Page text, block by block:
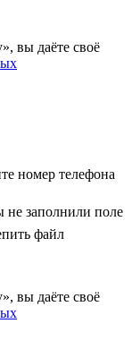
вы даёте своё
номер телефона
не заполнили поле
файл
вы даёте своё